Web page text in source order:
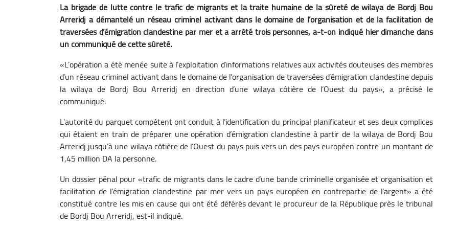
La brigade de lutte contre le trafic de migrants et la traite humaine de la sûreté de wilaya de Bordj Bou
Arreridj a démantelé un réseau criminel activant dans le domaine de l’organisation et de la facilitation de
traversées d’émigration clandestine par mer et a arrêté trois personnes, a-t-on indiqué hier dimanche dans
un communiqué de cette sûreté.
«L’opération a été menée suite à l’exploitation d’informations relatives aux activités douteuses des membres
d’un réseau criminel activant dans le domaine de l’organisation de traversées d’émigration clandestine depuis
la wilaya de Bordj Bou Arreridj en direction d’une wilaya côtière de l’Ouest du pays», a précisé le
communiqué.
L’autorité du parquet compétent ont conduit à l’identification du principal planificateur et ses deux complices
qui étaient en train de préparer une opération d’émigration clandestine à partir de la wilaya de Bordj Bou
Arreridj jusqu’à une wilaya côtière de l’Ouest du pays puis vers un des pays européen contre un montant de
1,45 million DA la personne.
Un dossier pénal pour «trafic de migrants dans le cadre d’une bande criminelle organisée et organisation et
facilitation de l’émigration clandestine par mer vers un pays européen en contrepartie de l’argent» a été
constitué contre les mis en cause qui ont été déférés devant le procureur de la République près le tribunal
de Bordj Bou Arreridj, est-il indiqué.